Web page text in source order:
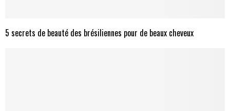
5 secrets de beauté des brésiliennes pour de beaux cheveux